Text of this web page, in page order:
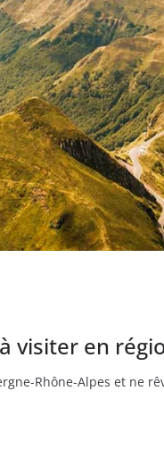
visiter en
Rhône-Alpes et ne